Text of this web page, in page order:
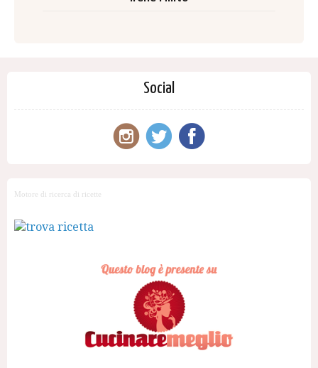
Social
Motore di ricerca di ricette